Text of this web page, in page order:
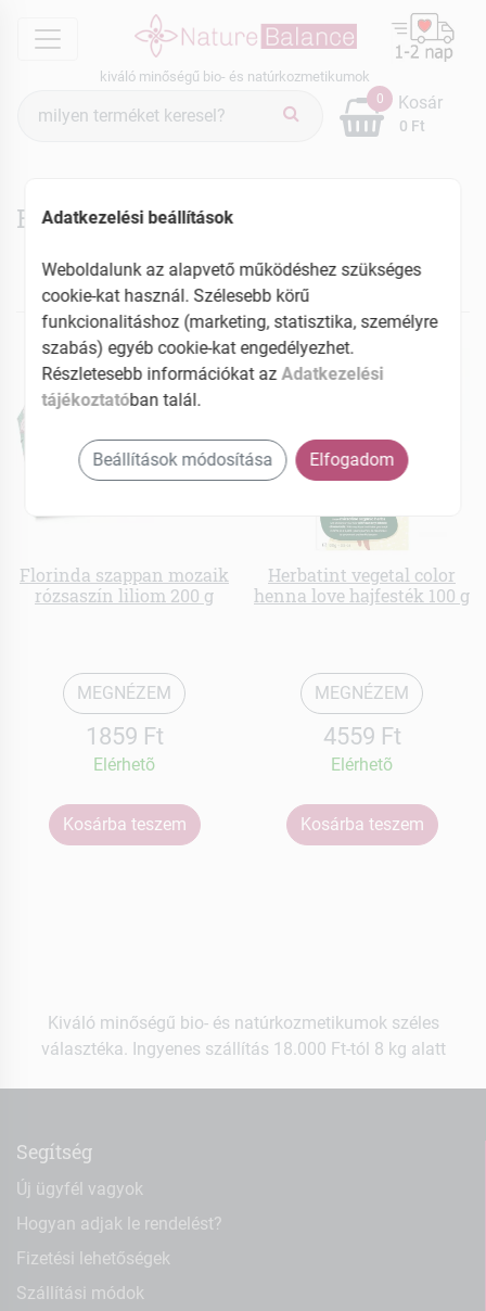
menu
kiváló minőségű bio- és natúrkozmetikumok
keresés
0
0 Ft
Kosár
Ecoline termékek
NEKED AJÁNLJUK
Florinda szappan mozaik
rózsaszín liliom 200 g
MEGNÉZEM
1859 Ft
Elérhetõ
Kosárba teszem
ÚJ
Herbatint vegetal color
henna love hajfesték 100 g
MEGNÉZEM
4559 Ft
Elérhetõ
Kosárba teszem
Kiváló minőségű bio- és natúrkozmetikumok széles
választéka. Ingyenes szállítás 18.000 Ft-tól 8 kg alatt
Segítség
Új ügyfél vagyok
Hogyan adjak le rendelést?
Fizetési lehetőségek
Szállítási módok
Adatkezelési beállítások
Weboldalunk az alapvető működéshez szükséges
cookie-kat használ. Szélesebb körű
funkcionalitáshoz (marketing, statisztika, személyre
szabás) egyéb cookie-kat engedélyezhet.
Részletesebb információkat azAdatkezelési
tájékoztatóban talál.
Beállítások módosítása Elfogadom